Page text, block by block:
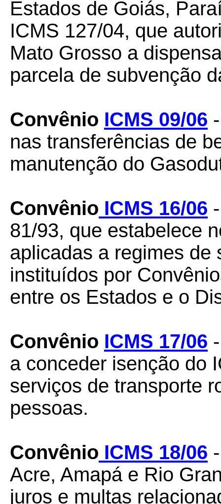
Estados de Goiás,
ICMS 127/04, que
Mato Grosso a
parcela de subvenção
Convênio ICMS 09/06
nas transferências de
manutenção do
Convênio ICMS 16/06
81/93, que estabelece
aplicadas a regimes de
instituídos por
entre os Estados e o
Convênio ICMS 17/06
a conceder isenção do
serviços de transporte
pessoas.
Convênio ICMS 18/06
Acre, Amapá e Rio
juros e multas